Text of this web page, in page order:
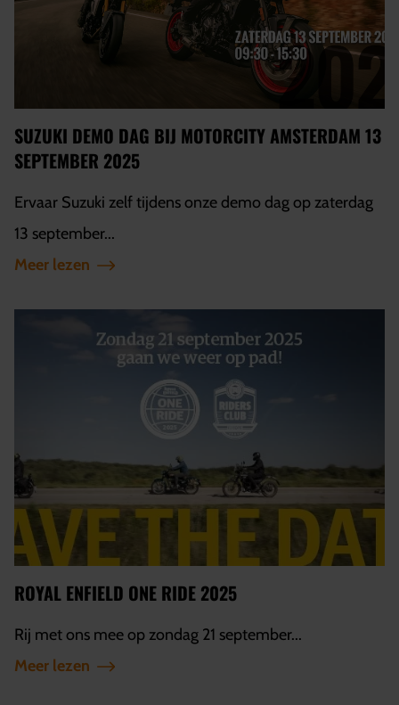
SUZUKI DEMO DAG BIJ MOTORCITY AMSTERDAM 13
SEPTEMBER 2025
Ervaar Suzuki zelf tijdens onze demo dag op zaterdag
13 september...
Meer lezen
ROYAL ENFIELD ONE RIDE 2025
Rij met ons mee op zondag 21 september...
Meer lezen